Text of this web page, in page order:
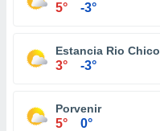
5° -3°
Estancia Rio Chico
3° -3°
Porvenir
5° 0°